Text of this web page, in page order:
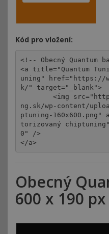
Kód pro vložení:
<!-- Obecný Quantum
<a title="Quantum
uning" href="https://
k/" target="_blank">
	<img src="https://www.quantumchiptuni
ng.sk/wp-content/
ptuning-160x600.png"
torizovaný
0" />
</a>
Obecný
600 x 190 px